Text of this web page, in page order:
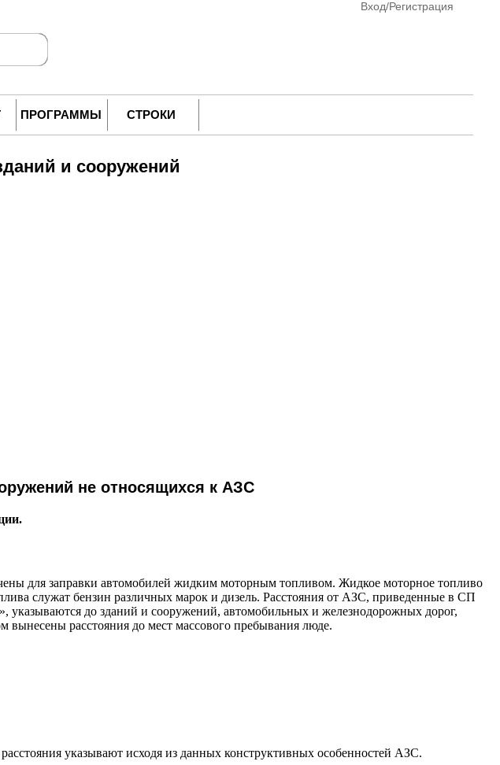
Вход/Регистрация
ПРОГРАММЫ СТРОКИ
и сооружений
не относящихся к АЗС
для заправки автомобилей жидким моторным топливом. Жидкое моторное топливо
служат бензин различных марок и дизель. Расстояния от АЗС, приведенные в СП
указываются до зданий и сооружений, автомобильных и железнодорожных дорог,
расстояния до мест массового пребывания люде.
указывают исходя из данных конструктивных особенностей АЗС.